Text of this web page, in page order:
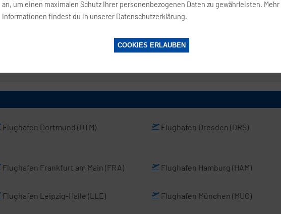
– Beijing Shoudu Guoji
Flughafen Shanghai
Flughafen Dortmund (DTM) Flughafen Dresden (DRS)
Flughafen Frankfurt am Main (FRA) Flughafen Hamburg (HAM)
Flughafen Leipzig-Halle (LLE) Flughafen München (MUC)
an, um einen maximalen Schutz Ihrer personenbezogenen Daten zu gewährleisten. Mehr
Informationen findest du in unserer Datenschutzerklärung.
COOKIES ERLAUBEN